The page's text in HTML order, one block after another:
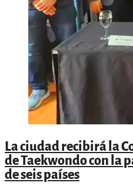
La ciudad recibirá la
de Taekwondo con la
de seis países